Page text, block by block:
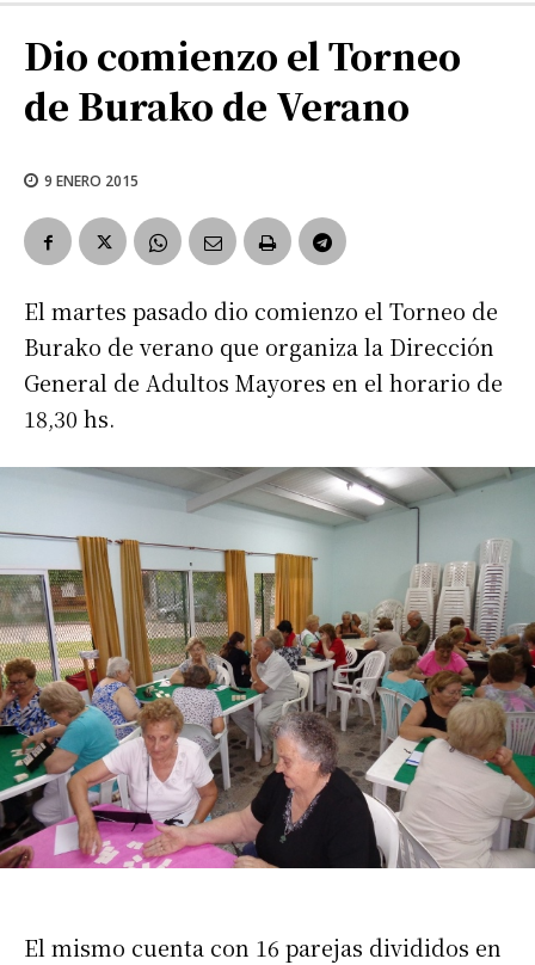
Dio comienzo el Torneo
de Burako de Verano
9 ENERO 2015
El martes pasado dio comienzo el Torneo de
Burako de verano que organiza la Dirección
General de Adultos Mayores en el horario de
18,30 hs.
El mismo cuenta con 16 parejas divididos en